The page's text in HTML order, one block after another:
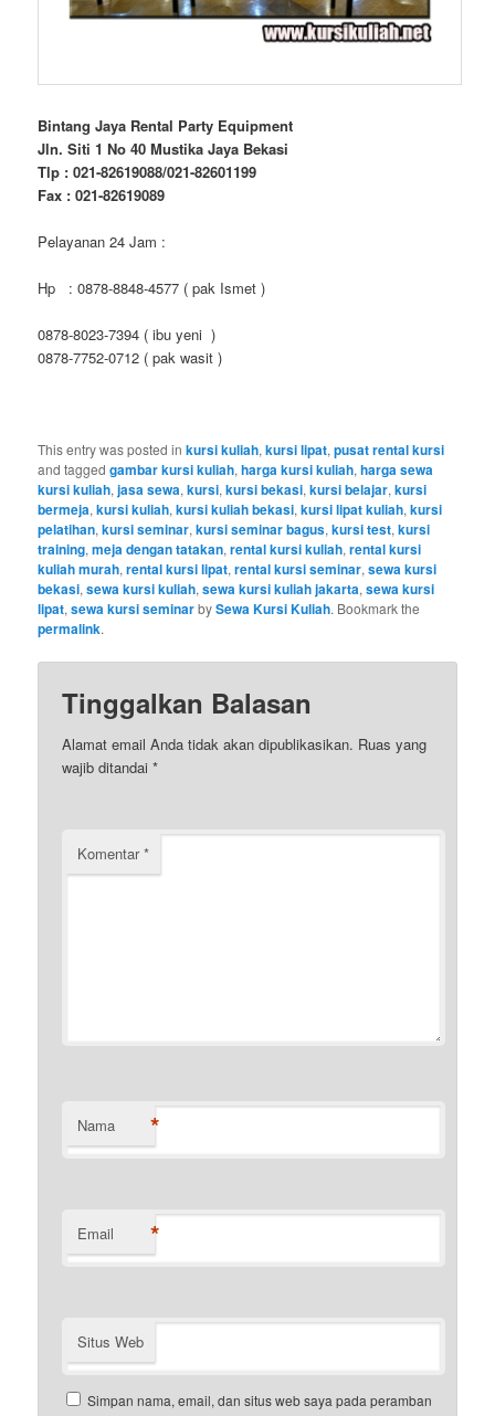
Bintang Jaya Rental Party Equipment
Jln. Siti 1 No 40 Mustika Jaya Bekasi
Tlp : 021-82619088/021-82601199
Fax : 021-82619089
Pelayanan 24 Jam :
Hp : 0878-8848-4577 ( pak Ismet )
0878-8023-7394 ( ibu yeni )
0878-7752-0712 ( pak wasit )
This entry was posted inkursi kuliah,kursi lipat,pusat rental kursi
and taggedgambar kursi kuliah,harga kursi kuliah,harga sewa
kursi kuliah,jasa sewa,kursi,kursi bekasi,kursi belajar,kursi
bermeja,kursi kuliah,kursi kuliah bekasi,kursi lipat kuliah,kursi
pelatihan,kursi seminar,kursi seminar bagus,kursi test,kursi
training,meja dengan tatakan,rental kursi kuliah,rental kursi
kuliah murah,rental kursi lipat,rental kursi seminar,sewa kursi
bekasi,sewa kursi kuliah,sewa kursi kuliah jakarta,sewa kursi
lipat,sewa kursi seminarbySewa Kursi Kuliah. Bookmark the
permalink.
Tinggalkan Balasan
Alamat email Anda tidak akan dipublikasikan. Ruas yang
wajib ditandai*
Komentar*
Nama *
Email *
Situs Web
Simpan nama, email, dan situs web saya pada peramban